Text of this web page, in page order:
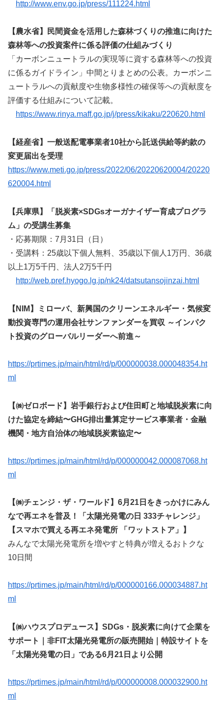
http://www.env.go.jp/press/111224.html
【農水省】民間資金を活用した森林づくりの推進に向けた
森林等への投資案件に係る評価の仕組みづくり
「カーボンニュートラルの実現等に資する森林等への投資
に係るガイドライン」中間とりまとめの公表。カーボンニ
ュートラルへの貢献度や生物多様性の確保等への貢献度を
評価する仕組みについて記載。
https://www.rinya.maff.go.jp/j/press/kikaku/220620.html
【経産省】一般送配電事業者10社から託送供給等約款の
変更届出を受理
https://www.meti.go.jp/press/2022/06/20220620004/20220
620004.html
【兵庫県】「脱炭素×SDGsオーガナイザー育成プログラ
ム」の受講生募集
・応募期限：7月31日（日）
・受講料：25歳以下個人無料、35歳以下個人1万円、36歳
以上1万5千円、法人2万5千円
http://web.pref.hyogo.lg.jp/nk24/datsutansojinzai.html
【NIM】ミローバ、新興国のクリーンエネルギー・気候変
動投資専門の運用会社サンファンダーを買収 ～インパク
ト投資のグローバルリーダーへ前進～
https://prtimes.jp/main/html/rd/p/000000038.000048354.ht
ml
【㈱ゼロボード】岩手銀行および住田町と地域脱炭素に向
けた協定を締結〜GHG排出量算定サービス事業者・金融
機関・地方自治体の地域脱炭素協定〜
https://prtimes.jp/main/html/rd/p/000000042.000087068.ht
ml
【㈱チェンジ・ザ・ワールド】6月21日をきっかけにみん
なで再エネを普及！「太陽光発電の日 333チャレンジ」
【スマホで買える再エネ発電所 「ワットストア」】
みんなで太陽光発電所を増やすと特典が増えるおトクな
10日間
https://prtimes.jp/main/html/rd/p/000000166.000034887.ht
ml
【㈱ハウスプロデュース】SDGs・脱炭素に向けて企業を
サポート｜非FIT太陽光発電所の販売開始｜特設サイトを
「太陽光発電の日」である6月21日より公開
https://prtimes.jp/main/html/rd/p/000000008.000032900.ht
ml